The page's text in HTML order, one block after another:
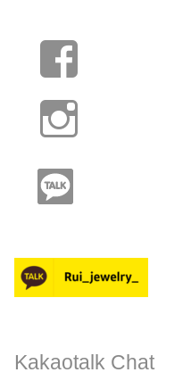
Kakaotalk Chat